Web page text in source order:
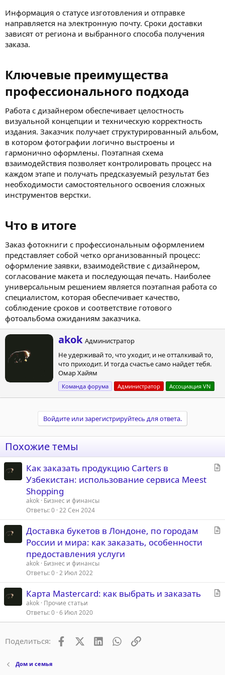
Информация о статусе изготовления и отправке
направляется на электронную почту. Сроки доставки
зависят от региона и выбранного способа получения
заказа.
Ключевые преимущества
профессионального подхода​
Работа с дизайнером обеспечивает целостность
визуальной концепции и техническую корректность
издания. Заказчик получает структурированный альбом,
в котором фотографии логично выстроены и
гармонично оформлены. Поэтапная схема
взаимодействия позволяет контролировать процесс на
каждом этапе и получать предсказуемый результат без
необходимости самостоятельного освоения сложных
инструментов верстки.
Что в итоге​
Заказ фотокниги с профессиональным оформлением
представляет собой четко организованный процесс:
оформление заявки, взаимодействие с дизайнером,
согласование макета и последующая печать. Наиболее
универсальным решением является поэтапная работа со
специалистом, которая обеспечивает качество,
соблюдение сроков и соответствие готового
фотоальбома ожиданиям заказчика.
А
в
т
о
р
akok Администратор
Не удерживай то, что уходит, и не отталкивай то,
что приходит. И тогда счастье само найдет тебя.
Омар Хайям
Команда форума Администратор Ассоциация VN
Войдите или зарегистрируйтесь для ответа.
Похожие темы
я
Как заказать продукцию Carters в
Узбекистан: использование сервиса Meest
Shopping
akok Бизнес и финансы
Ответы 0 22 Сен 2024
я
Доставка букетов в Лондоне, по городам
России и мира: как заказать, особенности
предоставления услуги
akok Бизнес и финансы
Ответы 0 2 Июл 2022
т
Карта Mastercard: как выбрать и заказать
akok Прочие статьи
Ответы 0 6 Июл 2020
Поделиться: FacebookX (Twitter)
LinkedInWhatsAppСсылка
Дом и семья